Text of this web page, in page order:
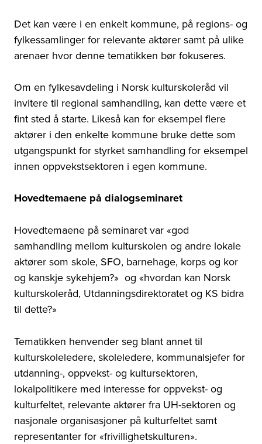
Det kan være i en enkelt kommune, på regions- og
fylkessamlinger for relevante aktører samt på ulike
arenaer hvor denne tematikken bør fokuseres.
Om en fylkesavdeling i Norsk kulturskoleråd vil
invitere til regional samhandling, kan dette være et
fint sted å starte. Likeså kan for eksempel flere
aktører i den enkelte kommune bruke dette som
utgangspunkt for styrket samhandling for eksempel
innen oppvekstsektoren i egen kommune.
Hovedtemaene på dialogseminaret
Hovedtemaene på seminaret var «god
samhandling mellom kulturskolen og andre lokale
aktører som skole, SFO, barnehage, korps og kor
og kanskje sykehjem?» og «hvordan kan Norsk
kulturskoleråd, Utdanningsdirektoratet og KS bidra
til dette?»
Tematikken henvender seg blant annet til
kulturskoleledere, skoleledere, kommunalsjefer for
utdanning-, oppvekst- og kultursektoren,
lokalpolitikere med interesse for oppvekst- og
kulturfeltet, relevante aktører fra UH-sektoren og
nasjonale organisasjoner på kulturfeltet samt
representanter for «frivillighetskulturen».